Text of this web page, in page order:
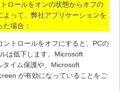
ロールをオンの状態からオフの
よって、弊社アプリケーションを
場合：
ントロールをオフにすると、PCの
は低下します。Microsoft
タイム保護や、Microsoft
が有効になっていることをご